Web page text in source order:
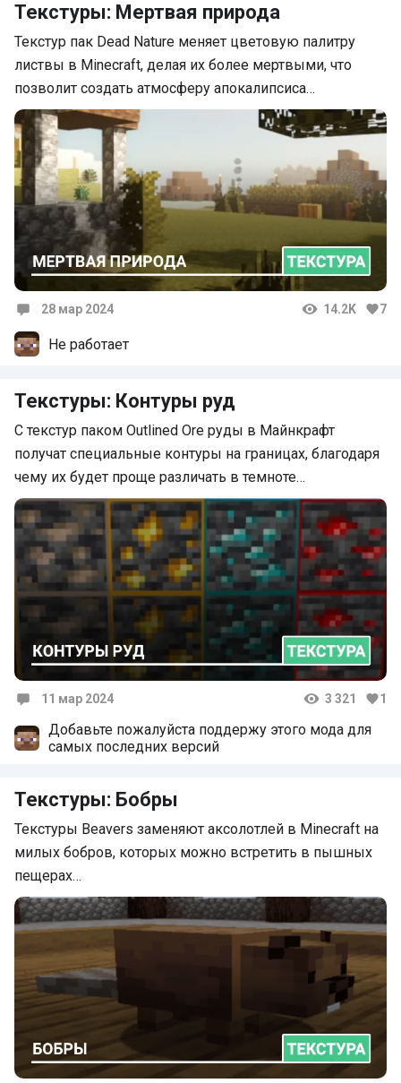
Текстуры: Мертвая природа
Текстур пак Dead Nature меняет цветовую палитру
листвы в Minecraft, делая их более мертвыми, что
позволит создать атмосферу апокалипсиса…
28 мар 2024 14.2K 7
Не работает
Текстуры: Контуры руд
С текстур паком Outlined Ore руды в Майнкрафт
получат специальные контуры на границах, благодаря
чему их будет проще различать в темноте…
11 мар 2024 3 321 1
Добавьте пожалуйста поддержу этого мода для
самых последних версий
Текстуры: Бобры
Текстуры Beavers заменяют аксолотлей в Minecraft на
милых бобров, которых можно встретить в пышных
пещерах…